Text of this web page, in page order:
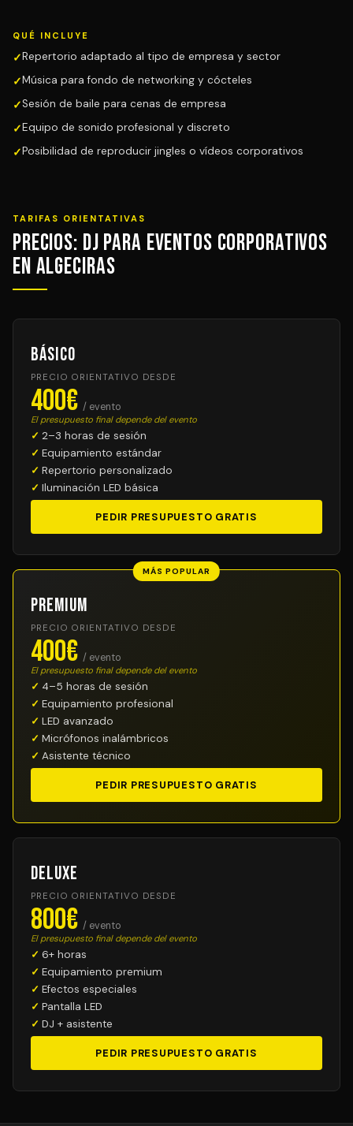
QUÉ INCLUYE
Repertorio adaptado al tipo de empresa y sector
Música para fondo de networking y cócteles
Sesión de baile para cenas de empresa
Equipo de sonido profesional y discreto
Posibilidad de reproducir jingles o vídeos corporativos
TARIFAS ORIENTATIVAS
Precios: DJ para Eventos Corporativos
en Algeciras
Básico
PRECIO ORIENTATIVO DESDE
400€ / evento
El presupuesto final depende del evento
2–3 horas de sesión
Equipamiento estándar
Repertorio personalizado
Iluminación LED básica
PEDIR PRESUPUESTO GRATIS
MÁS POPULAR
Premium
PRECIO ORIENTATIVO DESDE
400€ / evento
El presupuesto final depende del evento
4–5 horas de sesión
Equipamiento profesional
LED avanzado
Micrófonos inalámbricos
Asistente técnico
PEDIR PRESUPUESTO GRATIS
Deluxe
PRECIO ORIENTATIVO DESDE
800€ / evento
El presupuesto final depende del evento
6+ horas
Equipamiento premium
Efectos especiales
Pantalla LED
DJ + asistente
PEDIR PRESUPUESTO GRATIS